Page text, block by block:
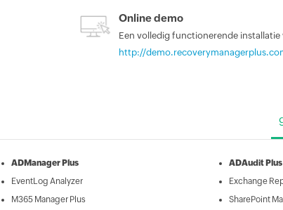
Online demo
Een volledig functionerende
http://
ADManager Plus
EventLog Analyzer
M365 Manager Plus
ADAudit Plus
Exchange
SharePoint